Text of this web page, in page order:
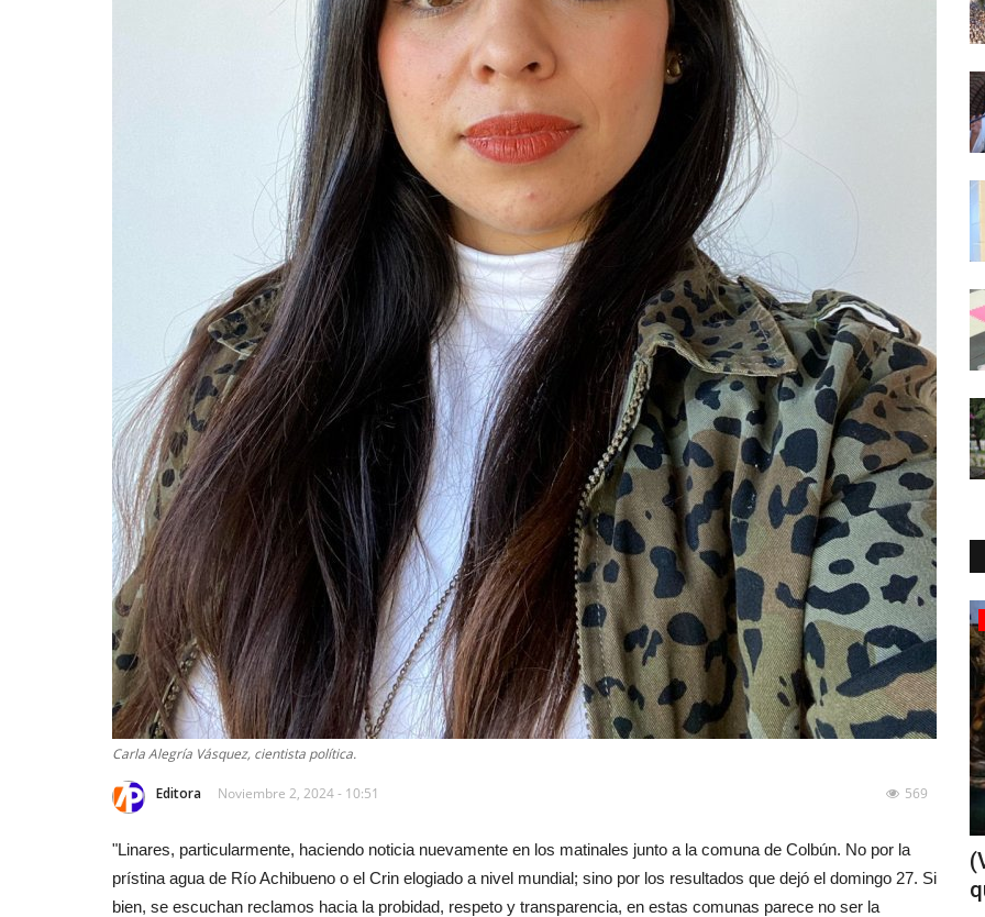
Carla Alegría Vásquez, cientista política.
Editora Noviembre 2, 2024 - 10:51 569
"Linares, particularmente, haciendo noticia nuevamente en los matinales junto a la comuna de Colbún. No por la
prístina agua de Río Achibueno o el Crin elogiado a nivel mundial; sino por los resultados que dejó el domingo 27. Si
bien, se escuchan reclamos hacia la probidad, respeto y transparencia, en estas comunas parece no ser la
Tribunales
(VIDEO) Prisión preventiva para dos
imputados por crimen...
Espectáculos
Con miles de asistentes disfrutando
comenzó la XVI Fiesta...